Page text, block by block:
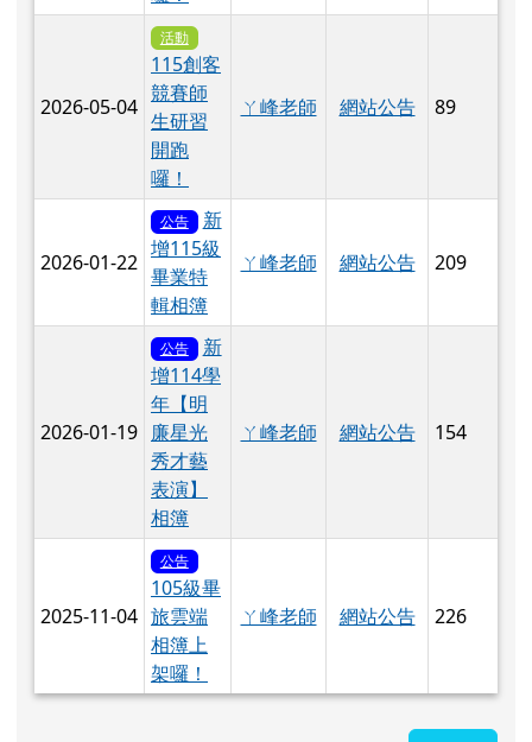
2026-05-04
活動
115創客
競賽師
生研習
開跑
囉！
ㄚ峰老師 網站公告 89
2026-01-22
公告
新
增115級
畢業特
輯相簿
ㄚ峰老師 網站公告 209
2026-01-19
公告
新
增114學
年【明
廉星光
秀才藝
表演】
相簿
ㄚ峰老師 網站公告 154
2025-11-04
公告
105級畢
旅雲端
相簿上
架囉！
ㄚ峰老師 網站公告 226